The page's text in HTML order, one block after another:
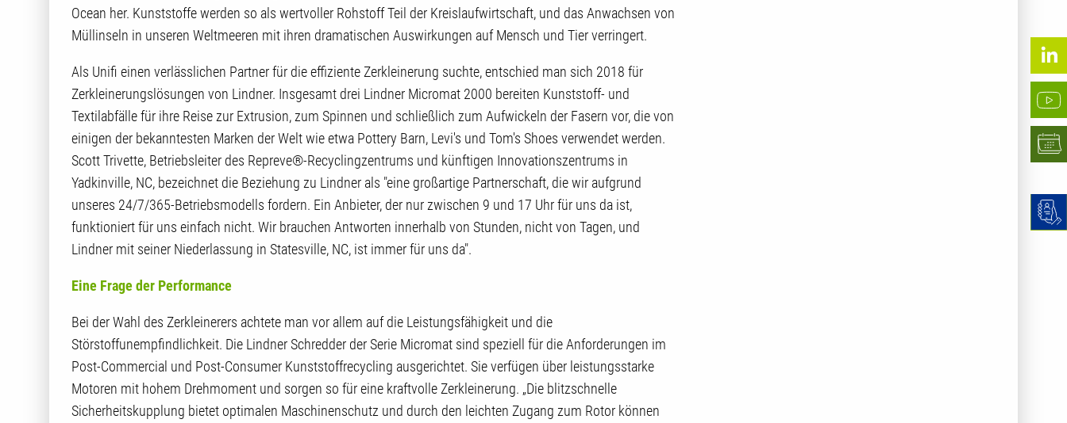
Ocean her. Kunststoffe werden so als wertvoller Rohstoff Teil der Kreislaufwirtschaft, und das Anwachsen von
Müllinseln in unseren Weltmeeren mit ihren dramatischen Auswirkungen auf Mensch und Tier verringert.
Als Unifi einen verlässlichen Partner für die effiziente Zerkleinerung suchte, entschied man sich 2018 für
Zerkleinerungslösungen von Lindner. Insgesamt drei Lindner Micromat 2000 bereiten Kunststoff- und
Textilabfälle für ihre Reise zur Extrusion, zum Spinnen und schließlich zum Aufwickeln der Fasern vor, die von
einigen der bekanntesten Marken der Welt wie etwa Pottery Barn, Levi's und Tom's Shoes verwendet werden.
Scott Trivette, Betriebsleiter des Repreve®-Recyclingzentrums und künftigen Innovationszentrums in
Yadkinville, NC, bezeichnet die Beziehung zu Lindner als "eine großartige Partnerschaft, die wir aufgrund
unseres 24/7/365-Betriebsmodells fordern. Ein Anbieter, der nur zwischen 9 und 17 Uhr für uns da ist,
funktioniert für uns einfach nicht. Wir brauchen Antworten innerhalb von Stunden, nicht von Tagen, und
Lindner mit seiner Niederlassung in Statesville, NC, ist immer für uns da".
Eine Frage der Performance
Bei der Wahl des Zerkleinerers achtete man vor allem auf die Leistungsfähigkeit und die
Störstoffunempfindlichkeit. Die Lindner Schredder der Serie Micromat sind speziell für die Anforderungen im
Post-Commercial und Post-Consumer Kunststoffrecycling ausgerichtet. Sie verfügen über leistungsstarke
Motoren mit hohem Drehmoment und sorgen so für eine kraftvolle Zerkleinerung. „Die blitzschnelle
Sicherheitskupplung bietet optimalen Maschinenschutz und durch den leichten Zugang zum Rotor können